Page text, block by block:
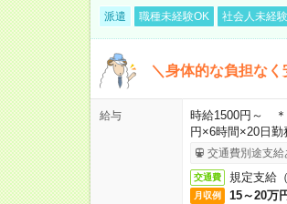
派遣 職種未経験OK 社会人未経
＼身体的な負担な
給与
時給1500円～ ＊
円×6時間×20日勤
交通費別途支給
交通費 規定支給
月収例 15～20万